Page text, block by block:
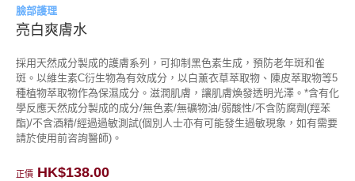
臉部護理
亮白爽膚水
採用天然成分製成的護膚系列，可抑制黑色素生成，預防老年斑和雀
斑。以維生素C衍生物為有效成分，以白薰衣草萃取物、陳皮萃取物等5
種植物萃取物作為保濕成分。滋潤肌膚，讓肌膚煥發透明光澤。*含有化
學反應天然成分製成的成分/無色素/無礦物油/弱酸性/不含防腐劑(羥苯
酯)/不含酒精/經過過敏測試(個別人士亦有可能發生過敏現象，如有需要
請於使用前咨詢醫師)。
正價 HK$138.00